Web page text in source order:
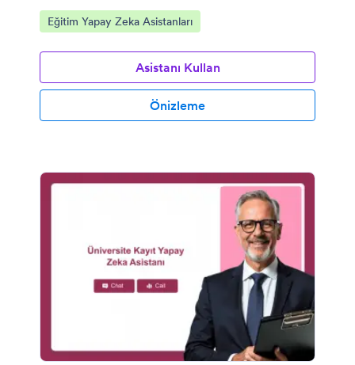
Kategoriye git:
Eğitim Yapay Zeka Asistanları
Asistanı Kullan
Önizleme